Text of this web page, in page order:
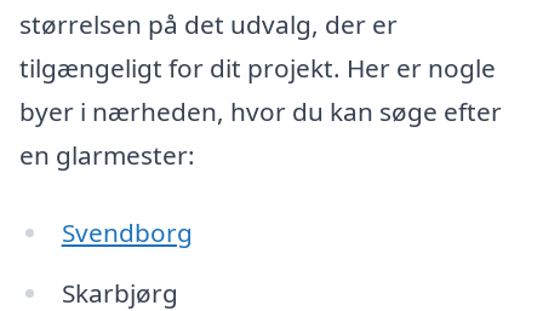
størrelsen på det udvalg, der er
tilgængeligt for dit projekt. Her er nogle
byer i nærheden, hvor du kan søge efter
en glarmester:
Svendborg
Skarbjørg